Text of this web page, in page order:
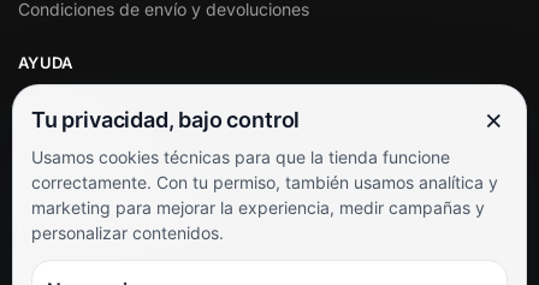
Condiciones de envío y devoluciones
AYUDA
Soporte al cliente
Contacto
Términos y condiciones
Preguntas frecuentes
SÍGUENOS
Tu privacidad, bajo control ×
Usamos cookies técnicas para que la tienda funcione
correctamente. Con tu permiso, también usamos analítica y
marketing para mejorar la experiencia, medir campañas y
personalizar contenidos.